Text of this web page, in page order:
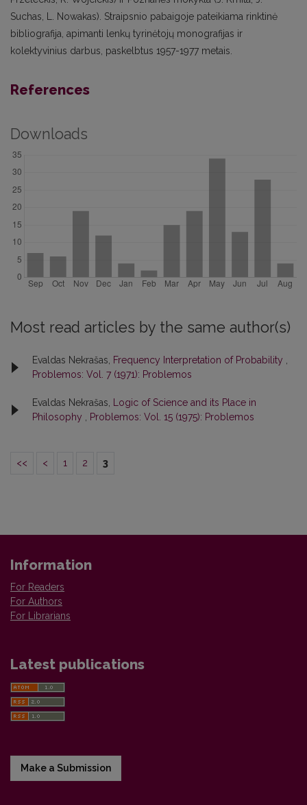
Suchas, L. Nowakas). Straipsnio pabaigoje pateikiama rinktinė
bibliografija, apimanti lenkų tyrinėtojų monografijas ir
kolektyvinius darbus, paskelbtus 1957-1977 metais.
References
Downloads
Most read articles by the same author(s)
Evaldas Nekrašas, Frequency Interpretation of Probability
Problemos: Vol. 7 (1971): Problemos
Evaldas Nekrašas,
Logic of Science and its Place in
Philosophy
Problemos: Vol. 15 (1975): Problemos
<< < 1 2 3
Information
For Readers
For Authors
For Librarians
Latest publications
Make a Submission